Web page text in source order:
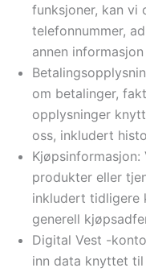
funksjoner, kan vi
telefonnummer,
annen
om betalinger,
opplysninger
oss, inkludert
produkter eller
inkludert tidligere
generell
Digital Vest -
inn data knyttet